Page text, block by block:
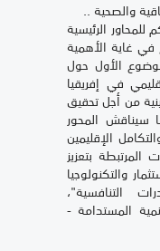
والصحية ..
الرئيسية
غاية الأهمية
الأول حول
في إفريقيا
من أجل تحقيق
سيناقش المحور
الإقليمين
المرتبطة بتعزيز
والتكنولوجيا
التنافسية"،
المستدامة -